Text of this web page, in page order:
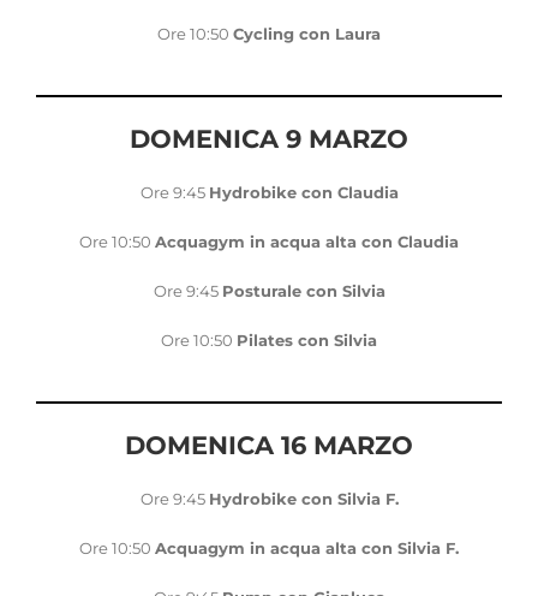
Ore 10:50 Cycling con Laura
DOMENICA 9 MARZO
Ore 9:45 Hydrobike con Claudia
Ore 10:50 Acquagym in acqua alta con Claudia
Ore 9:45 Posturale con Silvia
Ore 10:50 Pilates con Silvia
DOMENICA 16 MARZO
Ore 9:45 Hydrobike con Silvia F.
Ore 10:50 Acquagym in acqua alta con Silvia F.